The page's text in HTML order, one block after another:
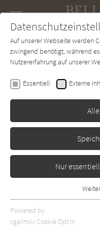
SUCHE Forum
Hans Fallada
Der eiserne
Erschienen:
Auf unserer Webseite werden
zwingend benötigt, während
Nutzererfahrung auf unserer
Essentiell Externe
Nur
Essentielle Cookies werden
Webseite benötigt. Dadurch
Powered by
sgalinski Cookie Opt In